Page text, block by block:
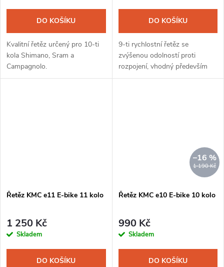
DO KOŠÍKU
Kvalitní řetěz určený pro 10-ti
kola Shimano, Sram a
Campagnolo.
DO KOŠÍKU
9-ti rychlostní řetěz se
zvýšenou odolností proti
rozpojení, vhodný především
pro elektrokola. Předností
Řetěz KMC e11 E-bike 11 kolo
1 250 Kč
Skladem
DO KOŠÍKU
1 190 Kč
–16 %
Řetěz KMC e10 E-bike 10 kolo
990 Kč
Skladem
DO KOŠÍKU